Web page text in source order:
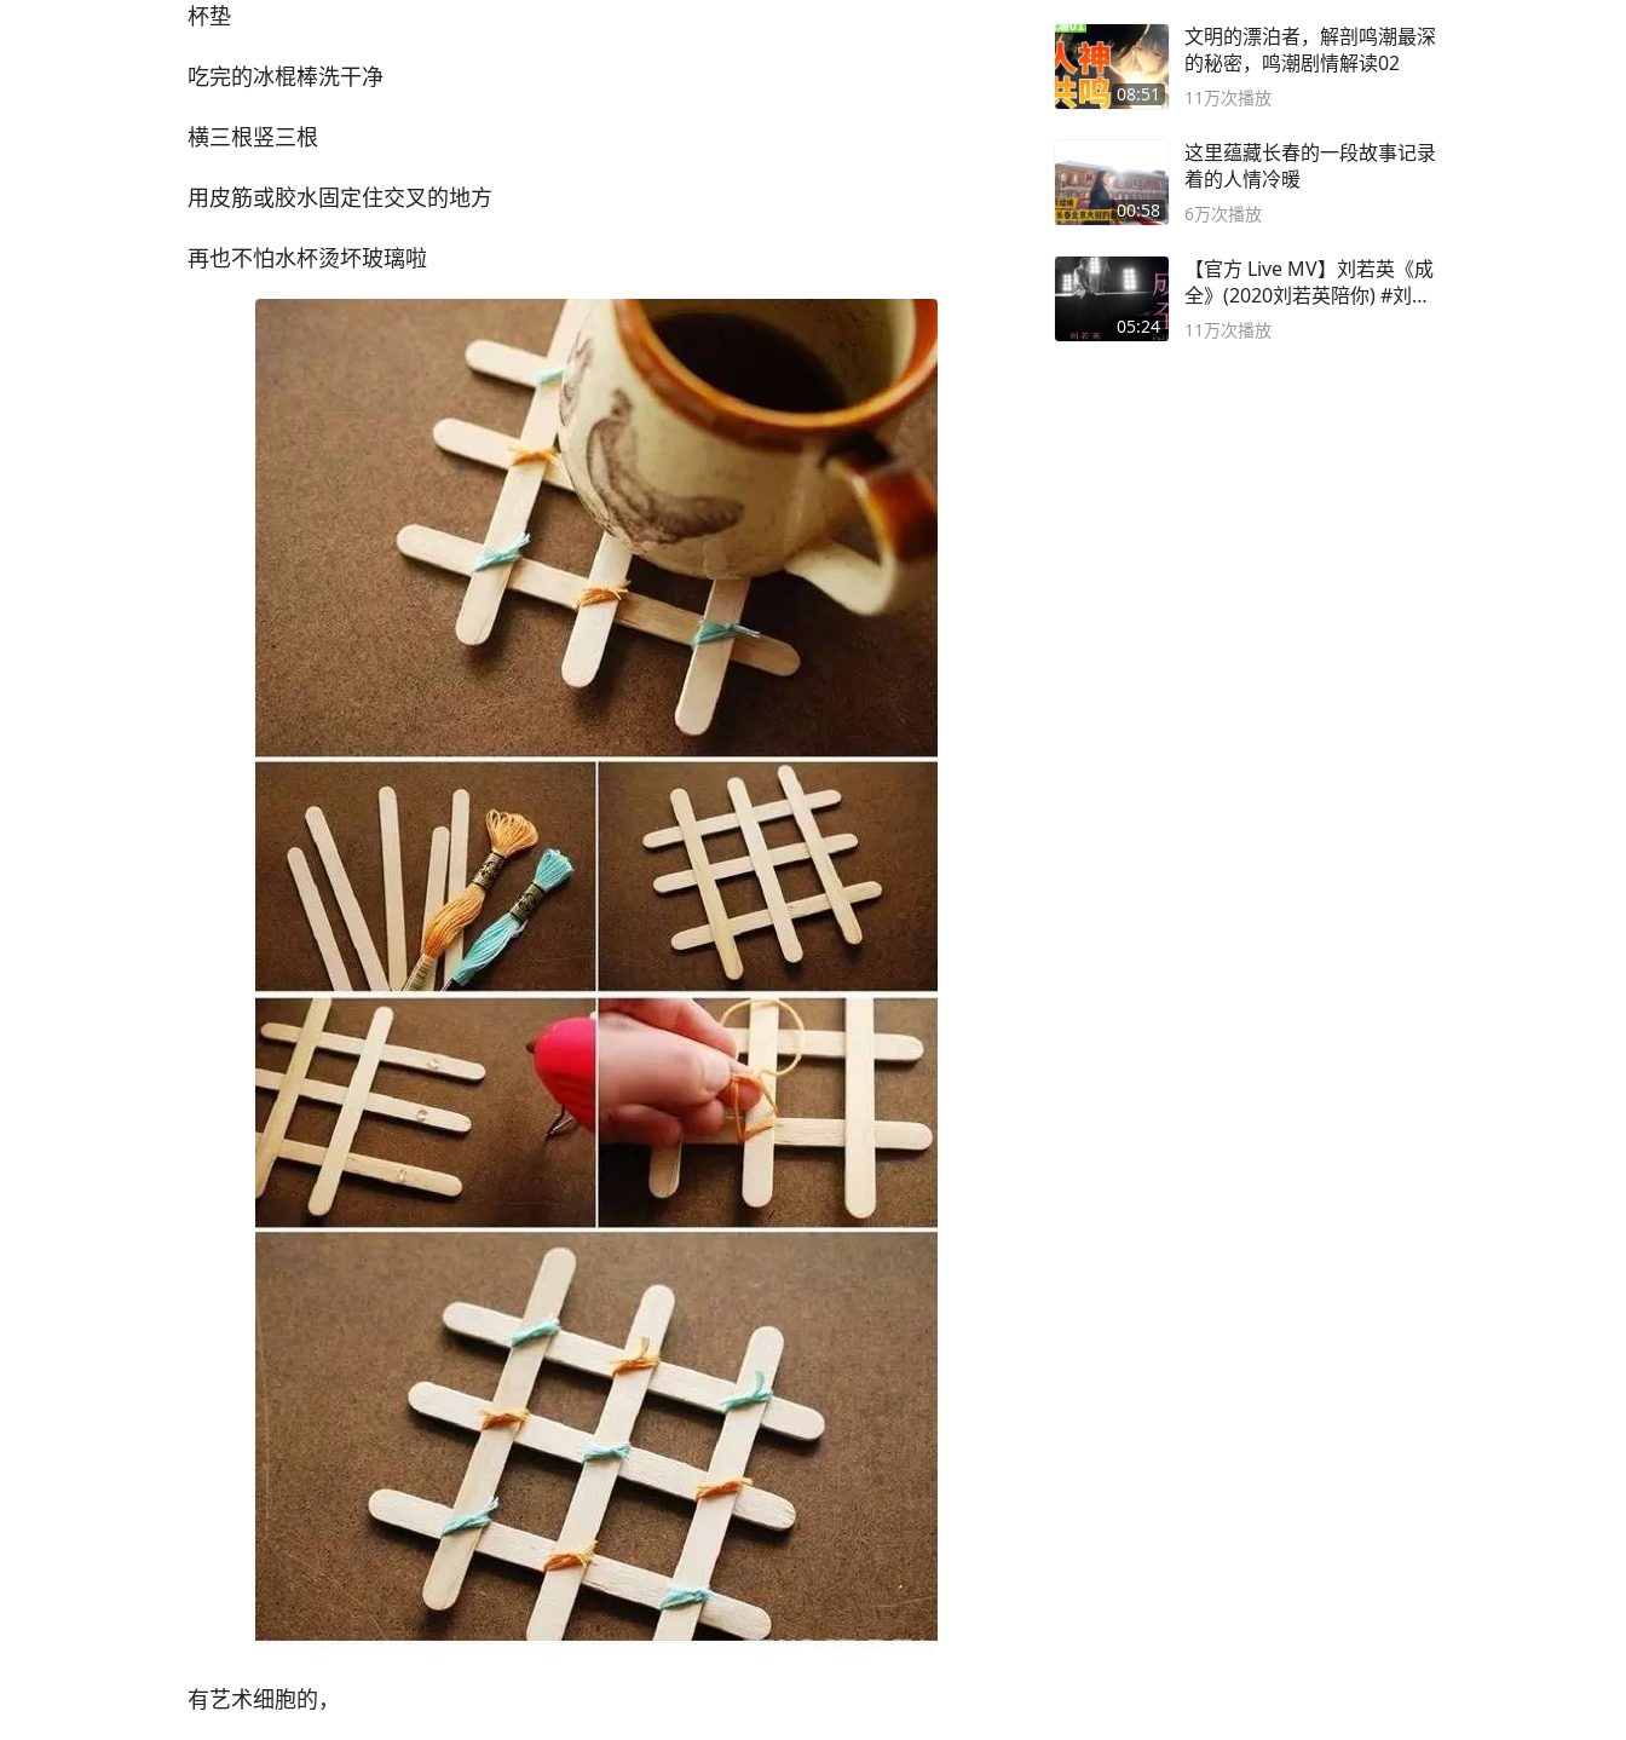
杯垫
吃完的冰棍棒洗干净
横三根竖三根
用皮筋或胶水固定住交叉的地方
再也不怕水杯烫坏玻璃啦
有艺术细胞的，
08:51
文明的漂泊者，解剖鸣潮最深
的秘密，鸣潮剧情解读02
11万次播放
00:58
这里蕴藏长春的一段故事记录
着的人情冷暖
6万次播放
05:24
【官方 Live MV】刘若英《成
全》(2020刘若英陪你) #刘若
英 #成全
11万次播放